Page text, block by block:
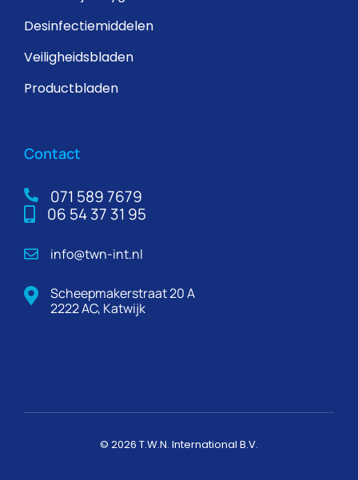
Desinfectiemiddelen
Veiligheidsbladen
Productbladen
Contact
071 589 7679
06 54 37 31 95
info@twn-int.nl
Scheepmakerstraat 20 A
2222 AC, Katwijk
© 2026 T.W.N. International B.V.